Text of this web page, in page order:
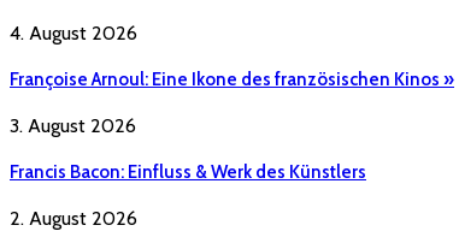
4. August 2026
Françoise Arnoul: Eine Ikone des französischen Kinos »
3. August 2026
Francis Bacon: Einfluss & Werk des Künstlers
2. August 2026